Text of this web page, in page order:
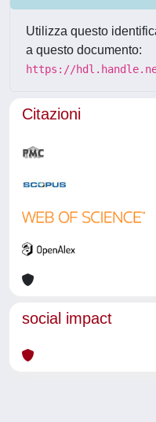
Utilizza questo
a questo documento:
https://
Citazioni
social impact